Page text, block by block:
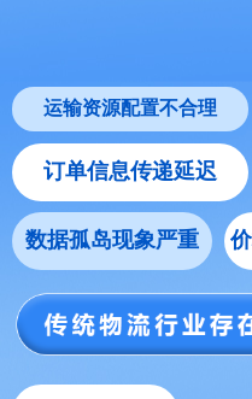
订单信息传递延迟
数据孤岛现象严重
运输资源配置不合理